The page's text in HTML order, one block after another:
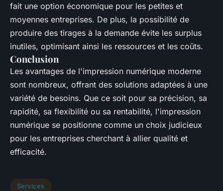
fait une option économique pour les petites et
moyennes entreprises. De plus, la possibilité de
produire des tirages à la demande évite les surplus
inutiles, optimisant ainsi les ressources et les coûts.
Conclusion
Les avantages de l'impression numérique moderne
sont nombreux, offrant des solutions adaptées à une
variété de besoins. Que ce soit pour sa précision, sa
rapidité, sa flexibilité ou sa rentabilité, l'impression
numérique se positionne comme un choix judicieux
pour les entreprises cherchant à allier qualité et
efficacité.
Services